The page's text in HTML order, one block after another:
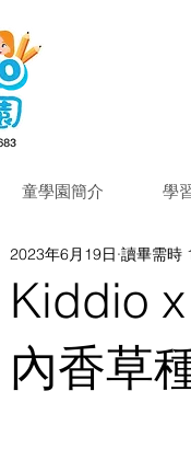
童學園簡介 學
Kiddio
內香草
2023年6月19日 讀畢需時